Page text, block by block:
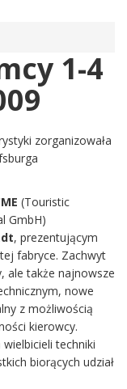
1-4
zorganizowała
(Touristic
GmbH)
, prezentującym
fabryce. Zachwyt
ale także najnowsze
nowe
z możliwością
kierowcy.
techniki
biorących udział